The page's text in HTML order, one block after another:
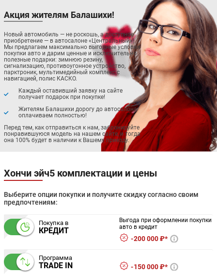
Акция жителям Балашихи!
Новый автомобиль — не роскошь, а доступное
приобретение — в автосалоне «Центральный»!
Мы предлагаем максимально выгодные условия
покупки авто и дарим ценные и исключительно
полезные подарки: зимнюю резину,
сигнализацию, противоугонное устройство,
парктроник, мультимедийный комплекс с
навигацией, полис КАСКО.
Каждый оставивший заявку на сайте
получает подарок при покупке!
Жителям Балашихи дорогу до автосалона
оплачиваем полностью!
Перед тем, как отправиться к нам, забронируйте
понравившуюся модель на нашем сайте, и тогда
она 100% будет в наличии к Вашему приезду.
Хончи эйч5 комплектации и цены
Выберите опции покупки и получите скидку согласно своим
предпочтениям:
Покупка в
КРЕДИТ
Выгода при оформлении покупки
авто в кредит
200 000 ₽*
Программа
TRADE IN 150 000 ₽*